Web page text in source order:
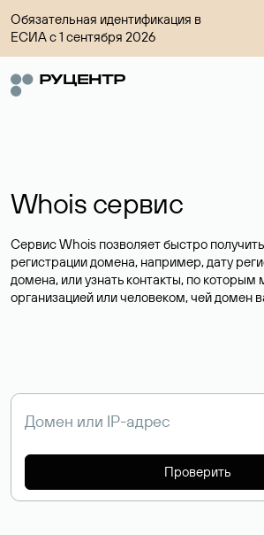
Обязательная идентификация в
ЕСИА с 1 сентября 2026
Whois сервис
Сервис Whois позволяет быстро
регистрации домена, например, дату
домена, или узнать контакты, по которым
организацией или человеком, чей домен
Проверить